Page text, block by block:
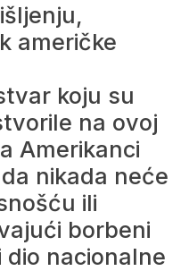
američke
koju su
na ovoj
Amerikanci
nikada neće
ili
borbeni
nacionalne